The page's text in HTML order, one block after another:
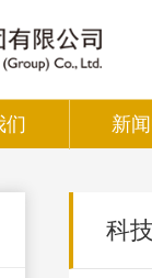
们 新
科